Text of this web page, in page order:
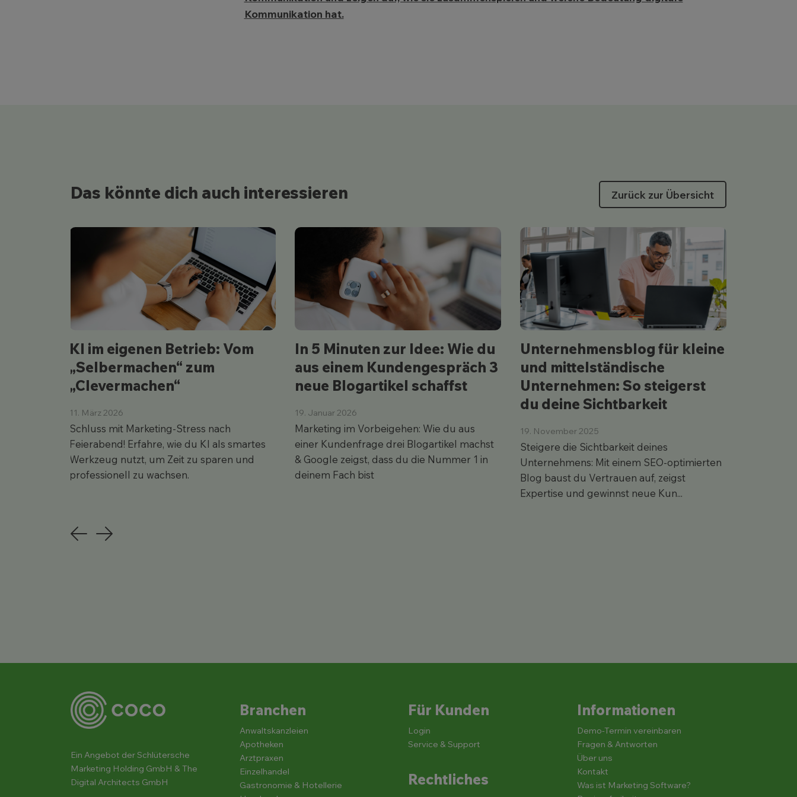
Kommunikation hat.
Das könnte dich auch interessieren Zurück zur Übersicht
KI im eigenen Betrieb: Vom
„Selbermachen“ zum
„Clevermachen“
11. März 2026
Schluss mit Marketing-Stress nach
Feierabend! Erfahre, wie du KI als smartes
Werkzeug nutzt, um Zeit zu sparen und
professionell zu wachsen.
In 5 Minuten zur Idee: Wie du
aus einem Kundengespräch 3
neue Blogartikel schaffst
19. Januar 2026
Marketing im Vorbeigehen: Wie du aus
einer Kundenfrage drei Blogartikel machst
& Google zeigst, dass du die Nummer 1 in
deinem Fach bist
Unternehmensblog für kleine
und mittelständische
Unternehmen: So steigerst
du deine Sichtbarkeit
19. November 2025
Steigere die Sichtbarkeit deines
Unternehmens: Mit einem SEO-optimierten
Blog baust du Vertrauen auf, zeigst
Expertise und gewinnst neue Kun...
Previous
Next
Ein Angebot der Schlütersche
Marketing Holding GmbH & The
Digital Architects GmbH
Branchen
Anwaltskanzleien
Apotheken
Arztpraxen
Einzelhandel
Gastronomie & Hotellerie
Für Kunden
Login
Service & Support
Rechtliches
Informationen
Demo-Termin vereinbaren
Fragen & Antworten
Über uns
Kontakt
Was ist Marketing Software?